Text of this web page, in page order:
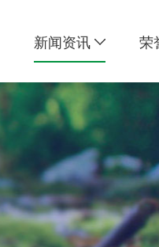
新闻资讯 荣